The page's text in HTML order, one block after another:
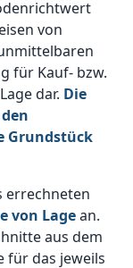
von
für Kauf- bzw.
dar. Die
Grundstück
errechneten
von Lagean.
aus dem
für das jeweils